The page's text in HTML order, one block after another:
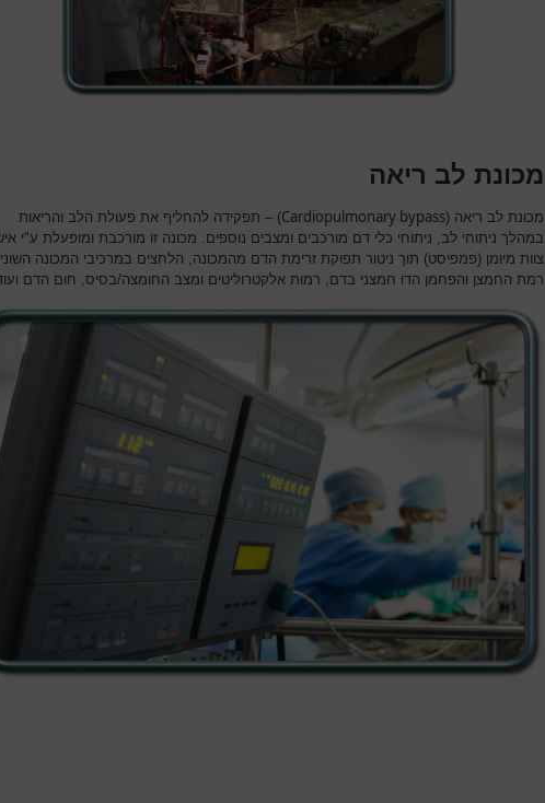
מכונת לב ריאה
מכונת לב ריאה (Cardiopulmonary bypass) – תפקידה להחליף את פעולת הלב והריאות
במהלך ניתוחי לב, ניתוחי כלי דם מורכבים ומצבים נוספים. מכונה זו מורכבת ומופעלת ע"י
צוות מיומן (פמפיסט) תוך ניטור תפוקת זרימת הדם מהמכונה, הלחצים במרכיבי המכונה
רמת החמצן והפחמן הדו חמצני בדם, רמות אלקטרוליטים ומצב החומצה/בסיס, חום הדם